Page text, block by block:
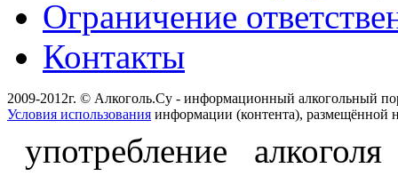
Ограничение
Контакты
2009-2012г. © Алкоголь.Су - информационный алкогольный
Условия использования информации (контента), размещённой
употребление